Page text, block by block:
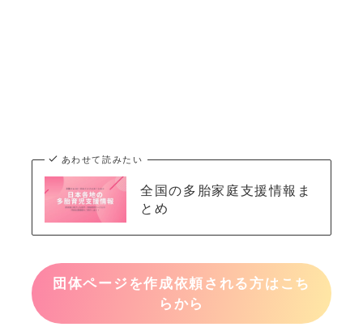
あわせて読みたい
全国の多胎家庭支援情報ま
とめ
団体ページを作成依頼される方はこち
らから